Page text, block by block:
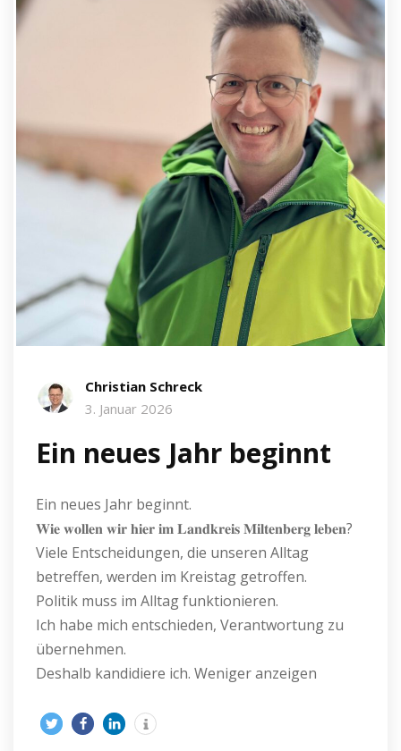
Christian Schreck
3. Januar 2026
Ein neues Jahr beginnt
Ein neues Jahr beginnt.
𝐖𝐢𝐞 𝐰𝐨𝐥𝐥𝐞𝐧 𝐰𝐢𝐫 𝐡𝐢𝐞𝐫 𝐢𝐦 𝐋𝐚𝐧𝐝𝐤𝐫𝐞𝐢𝐬 𝐌𝐢𝐥𝐭𝐞𝐧𝐛𝐞𝐫𝐠 𝐥𝐞𝐛𝐞𝐧?
Viele Entscheidungen, die unseren Alltag
betreffen, werden im Kreistag getroffen.
Politik muss im Alltag funktionieren.
Ich habe mich entschieden, Verantwortung zu
übernehmen.
Deshalb kandidiere ich. Weniger anzeigen